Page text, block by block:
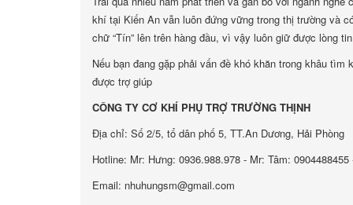
khí tại Kiến An vẫn luôn đứng vững trong thị trường và
chữ “Tín” lên trên hàng đầu, vì vậy luôn giữ được lòng
Nếu bạn đang gặp phải vấn đề khó khăn trong khâu
được trợ giúp
CÔNG TY CƠ KHÍ PHỤ TRỢ TRƯỜNG THỊNH
Địa chỉ: Số 2/5, tổ dân phố 5, TT.An Dương, Hải Phòng
Hotline: Mr: Hưng: 0936.988.978 - Mr: Tâm:
Email: nhuhungsm@gmail.com